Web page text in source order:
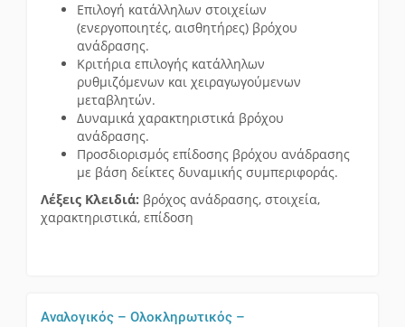
Επιλογή κατάλληλων στοιχείων
(ενεργοποιητές, αισθητήρες) βρόχου
ανάδρασης.
Κριτήρια επιλογής κατάλληλων
ρυθμιζόμενων και χειραγωγούμενων
μεταβλητών.
Δυναμικά χαρακτηριστικά βρόχου
ανάδρασης.
Προσδιορισμός επίδοσης βρόχου ανάδρασης
με βάση δείκτες δυναμικής συμπεριφοράς.
Λέξεις Κλειδιά: βρόχος ανάδρασης, στοιχεία,
χαρακτηριστικά, επίδοση
Αναλογικός – Ολοκληρωτικός –